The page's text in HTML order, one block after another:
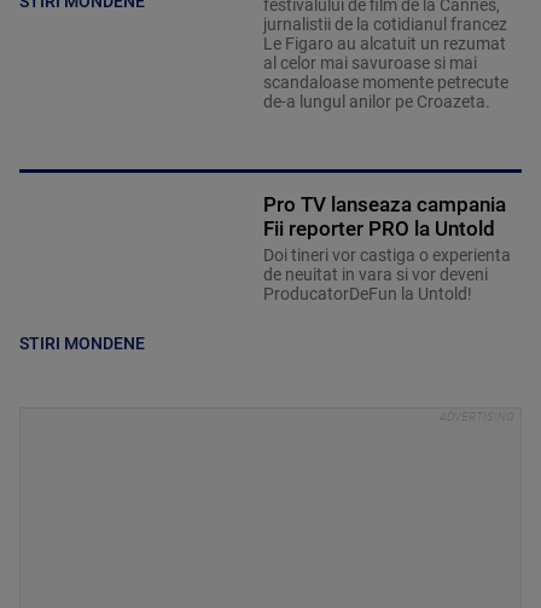
festivalului de film de la Cannes,
jurnalistii de la cotidianul francez
Le Figaro au alcatuit un rezumat
al celor mai savuroase si mai
scandaloase momente petrecute
de-a lungul anilor pe Croazeta.
STIRI MONDENE
Pro TV lanseaza campania
Fii reporter PRO la Untold
Doi tineri vor castiga o experienta
de neuitat in vara si vor deveni
ProducatorDeFun la Untold!